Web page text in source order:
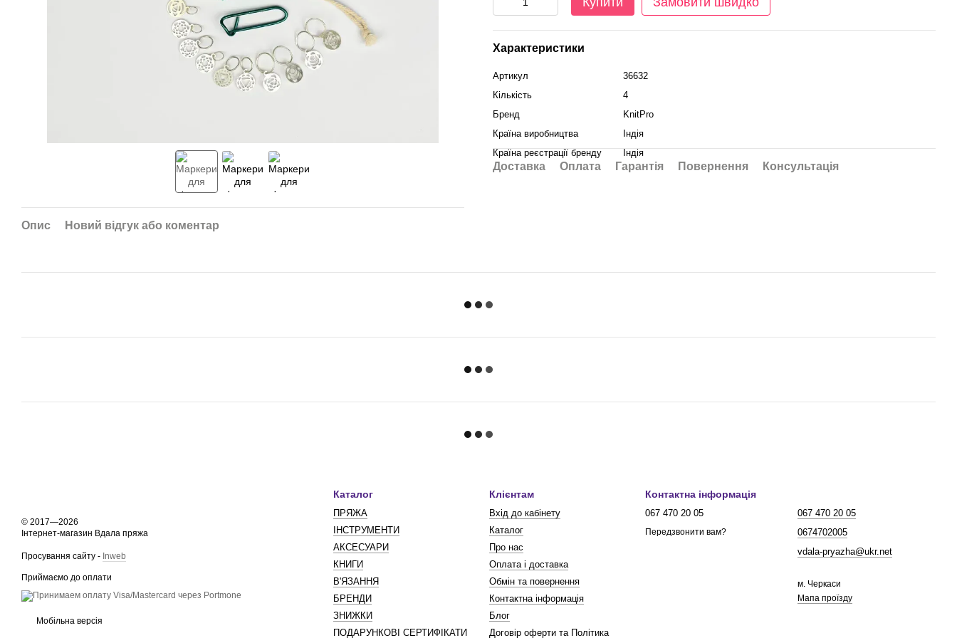
Опис Новий відгук або коментар
Характеристики
Артикул
36632
Кількість
4
Бренд
KnitPro
Країна виробництва
Індія
Країна реєстрації бренду
Індія
Доставка Оплата Гарантія Повернення Консультація
© 2017—2026
Інтернет-магазин Вдала пряжа
Просування сайту - Inweb
Приймаємо до оплати
Мобільна версія
Каталог
ПРЯЖА
ІНСТРУМЕНТИ
АКСЕСУАРИ
КНИГИ
В'ЯЗАННЯ
БРЕНДИ
ЗНИЖКИ
ПОДАРУНКОВІ СЕРТИФІКАТИ
Клієнтам
Вхід до кабінету
Каталог
Про нас
Оплата і доставка
Обмін та повернення
Контактна інформація
Блог
Договір оферти та Політика
Контактна інформація
067 470 20 05
Передзвонити вам?
067 470 20 05
0674702005
vdala-pryazha@ukr.net
м. Черкаси
Мапа проїзду